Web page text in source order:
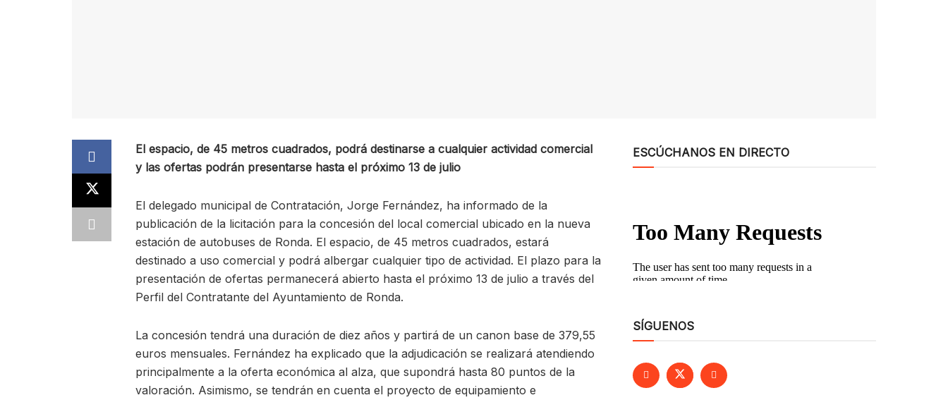
El espacio, de 45 metros cuadrados, podrá destinarse a cualquier actividad comercial
y las ofertas podrán presentarse hasta el próximo 13 de julio
El delegado municipal de Contratación, Jorge Fernández, ha informado de la
publicación de la licitación para la concesión del local comercial ubicado en la nueva
estación de autobuses de Ronda. El espacio, de 45 metros cuadrados, estará
destinado a uso comercial y podrá albergar cualquier tipo de actividad. El plazo para la
presentación de ofertas permanecerá abierto hasta el próximo 13 de julio a través del
Perfil del Contratante del Ayuntamiento de Ronda.
La concesión tendrá una duración de diez años y partirá de un canon base de 379,55
euros mensuales. Fernández ha explicado que la adjudicación se realizará atendiendo
principalmente a la oferta económica al alza, que supondrá hasta 80 puntos de la
valoración. Asimismo, se tendrán en cuenta el proyecto de equipamiento e
ESCÚCHANOS EN DIRECTO
SÍGUENOS